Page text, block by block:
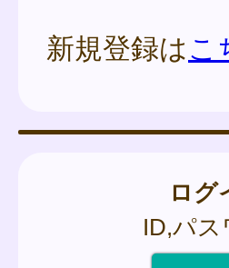
新規登録はこ
ログ
ID,パ